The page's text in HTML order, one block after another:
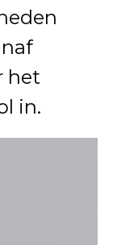
het
in.